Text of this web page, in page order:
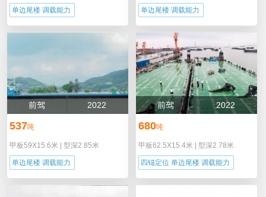
单边尾楼 调载能力 单边尾楼 调载能力
前驾 2022
537吨
甲板59X15.6米 型深2.85米
单边尾楼 调载能力
前驾 2022
680吨
甲板62.5X15.4米 型深2.78米
四锚定位 单边尾楼 调载能力